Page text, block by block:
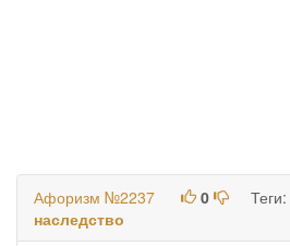
Афоризм №2237 0 Теги:
наследство